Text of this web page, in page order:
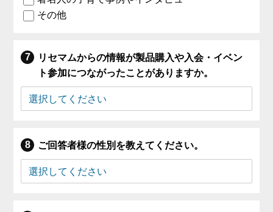
その他
リセマムからの情報が製品購入や入会・イベン
ト参加につながったことがありますか。
ご回答者様の性別を教えてください。